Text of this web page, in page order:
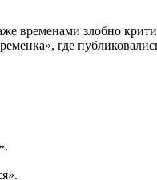
временами злобно
где